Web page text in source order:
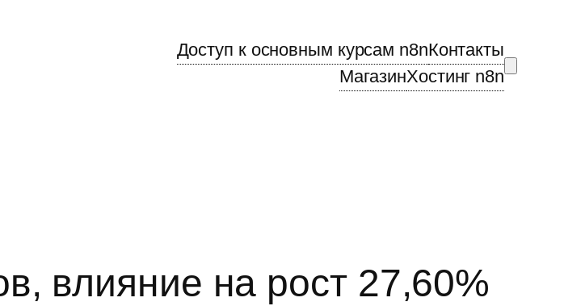
Доступ к основным курсам n8nКонтакты
МагазинХостинг n8n
влияние на рост 27,60%